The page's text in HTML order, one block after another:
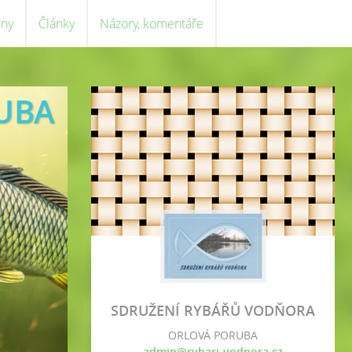
Články Názory, komentáře
SDRUŽENÍ RYBÁŘŮ VODŇORA
ORLOVÁ PORUBA